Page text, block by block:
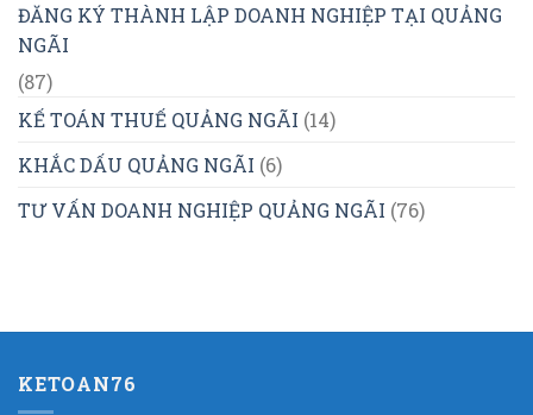
ĐĂNG KÝ THÀNH LẬP DOANH NGHIỆP TẠI QUẢNG
NGÃI
(87)
KẾ TOÁN THUẾ QUẢNG NGÃI (14)
KHẮC DẤU QUẢNG NGÃI (6)
TƯ VẤN DOANH NGHIỆP QUẢNG NGÃI (76)
KETOAN76